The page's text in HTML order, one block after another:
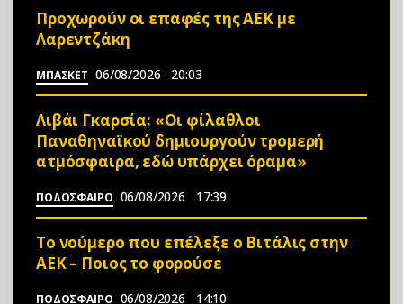
Προχωρούν οι επαφές της ΑΕΚ με
Λαρεντζάκη
ΜΠΑΣΚΕΤ 06/08/2026 20:03
Λιβάι Γκαρσία: «Οι φίλαθλοι
Παναθηναϊκού δημιουργούν τρομερή
ατμόσφαιρα, εδώ υπάρχει όραμα»
ΠΟΔΟΣΦΑΙΡΟ 06/08/2026 17:39
Το νούμερο που επέλεξε ο Βιτάλις στην
ΑΕΚ – Ποιος το φορούσε
ΠΟΔΟΣΦΑΙΡΟ 06/08/2026 14:10